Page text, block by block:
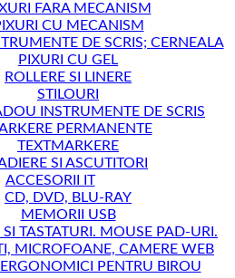
FARA MECANISM
CU MECANISM
DE SCRIS; CERNEALA
PIXURI CU GEL
ROLLERE SI LINERE
STILOURI
INSTRUMENTE DE SCRIS
PERMANENTE
TEXTMARKERE
SI ASCUTITORI
ACCESORII IT
CD, DVD, BLU-RAY
MEMORII USB
TASTATURI. MOUSE PAD-URI.
MICROFOANE, CAMERE WEB
PENTRU BIROU